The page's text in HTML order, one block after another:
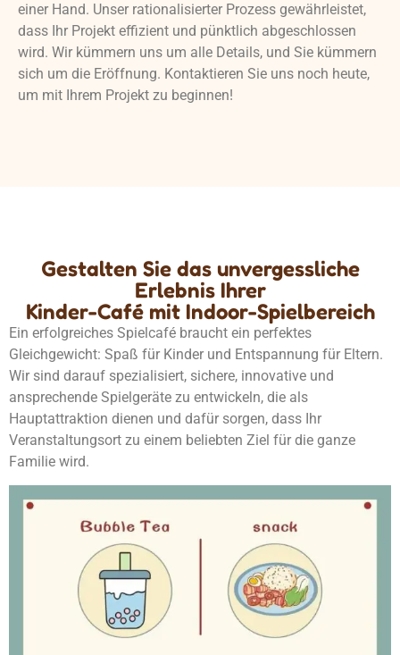
einer Hand. Unser rationalisierter Prozess gewährleistet,
dass Ihr Projekt effizient und pünktlich abgeschlossen
wird. Wir kümmern uns um alle Details, und Sie kümmern
sich um die Eröffnung. Kontaktieren Sie uns noch heute,
um mit Ihrem Projekt zu beginnen!
Gestalten Sie das unvergessliche
Erlebnis Ihrer
Kinder-Café mit Indoor-Spielbereich
Ein erfolgreiches Spielcafé braucht ein perfektes
Gleichgewicht: Spaß für Kinder und Entspannung für Eltern.
Wir sind darauf spezialisiert, sichere, innovative und
ansprechende Spielgeräte zu entwickeln, die als
Hauptattraktion dienen und dafür sorgen, dass Ihr
Veranstaltungsort zu einem beliebten Ziel für die ganze
Familie wird.